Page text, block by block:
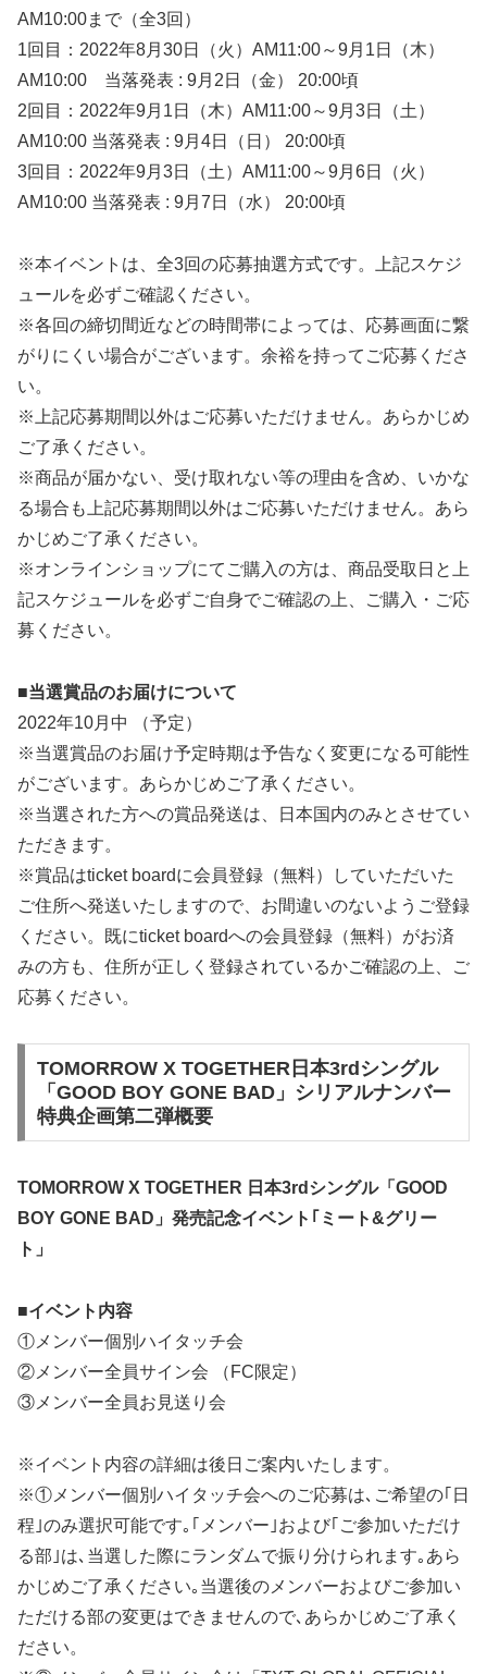
AM10:00まで（全3回）
1回目：2022年8月30日（火）AM11:00～9月1日（木）
AM10:00 当落発表 : 9月2日（金） 20:00頃
2回目：2022年9月1日（木）AM11:00～9月3日（土）
AM10:00 当落発表 : 9月4日（日） 20:00頃
3回目：2022年9月3日（土）AM11:00～9月6日（火）
AM10:00 当落発表 : 9月7日（水） 20:00頃
※本イベントは、全3回の応募抽選方式です。上記スケジ
ュールを必ずご確認ください。
※各回の締切間近などの時間帯によっては、応募画面に繋
がりにくい場合がございます。余裕を持ってご応募くださ
い。
※上記応募期間以外はご応募いただけません。あらかじめ
ご了承ください。
※商品が届かない、受け取れない等の理由を含め、いかな
る場合も上記応募期間以外はご応募いただけません。あら
かじめご了承ください。
※オンラインショップにてご購入の方は、商品受取日と上
記スケジュールを必ずご自身でご確認の上、ご購入・ご応
募ください。
■当選賞品のお届けについて
2022年10月中 （予定）
※当選賞品のお届け予定時期は予告なく変更になる可能性
がございます。あらかじめご了承ください。
※当選された方への賞品発送は、日本国内のみとさせてい
ただきます。
※賞品はticket boardに会員登録（無料）していただいた
ご住所へ発送いたしますので、お間違いのないようご登録
ください。既にticket boardへの会員登録（無料）がお済
みの方も、住所が正しく登録されているかご確認の上、ご
応募ください。
TOMORROW X TOGETHER日本3rdシングル
「GOOD BOY GONE BAD」シリアルナンバー
特典企画第二弾概要
TOMORROW X TOGETHER 日本3rdシングル「GOOD
BOY GONE BAD」発売記念イベント｢ミート&グリー
ト」
■イベント内容
①メンバー個別ハイタッチ会
②メンバー全員サイン会 （FC限定）
③メンバー全員お見送り会
※イベント内容の詳細は後日ご案内いたします。
※①メンバー個別ハイタッチ会へのご応募は､ご希望の｢日
程｣のみ選択可能です｡｢メンバー｣および｢ご参加いただけ
る部｣は､当選した際にランダムで振り分けられます｡あら
かじめご了承ください｡当選後のメンバーおよびご参加い
ただける部の変更はできませんので､あらかじめご了承く
ださい。